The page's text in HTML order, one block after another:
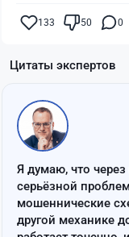
133 50 0
Цитаты экспертов
Я думаю, что через
серьёзной
мошеннические
другой механике